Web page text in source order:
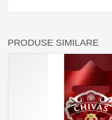
PRODUSE SIMILARE